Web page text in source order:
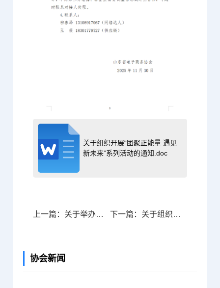
关于组织开展“团聚正能量 遇见
新未来”系列活动的通知.doc
上一篇：关于举办山东省“技能兴鲁”职业技能大赛一第七届电子商务职业技能竞赛互联网营销师赛项的通知 下一篇：关于组织参加省商务厅“惠民生 促消费”鲁浙数字消费创新合作暨电商供应链对接活动的预备通知
协会新闻